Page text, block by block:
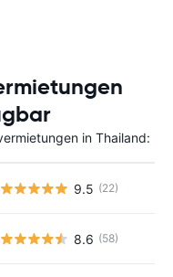
in Thailand:
9.5 (22)
8.6 (58)